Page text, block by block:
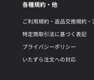
各種規約・他
ご利用規約・返品交換規約・
特定商取引法に基づく表記
プライバシーポリシー
いたずら注文への対応